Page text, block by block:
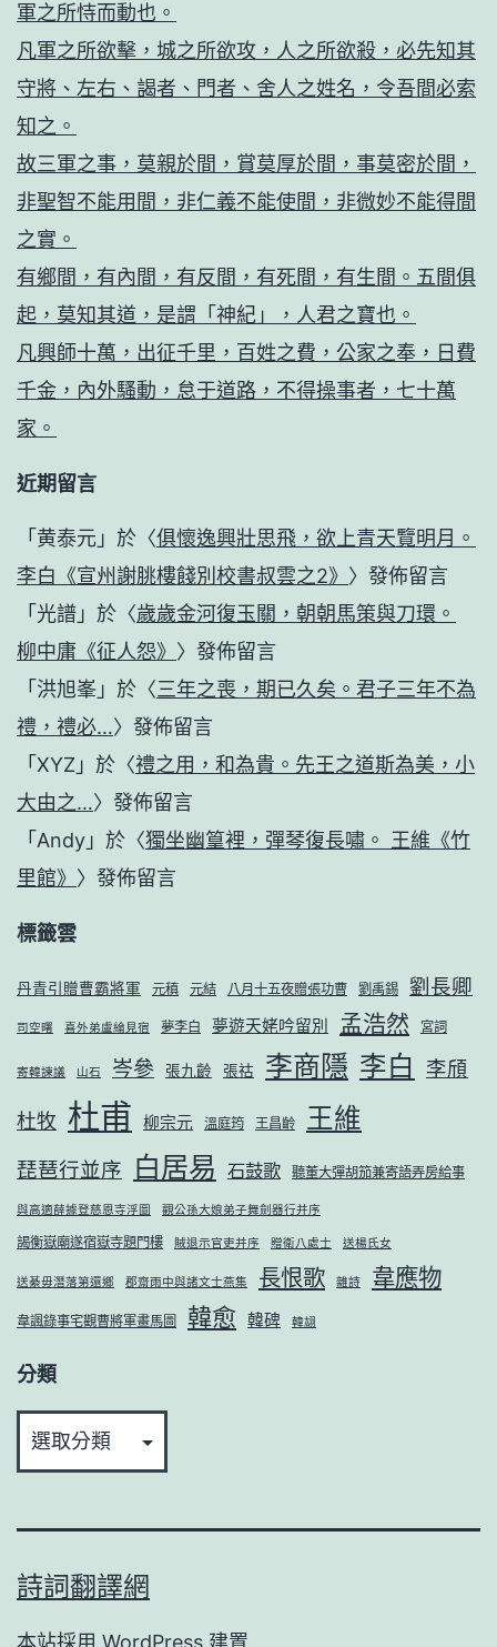
軍之所恃而動也。
凡軍之所欲擊，城之所欲攻，人之所欲殺，必先知其
守將、左右、謁者、門者、舍人之姓名，令吾間必索
知之。
故三軍之事，莫親於間，賞莫厚於間，事莫密於間，
非聖智不能用間，非仁義不能使間，非微妙不能得間
之實。
有鄉間，有內間，有反間，有死間，有生間。五間俱
起，莫知其道，是謂「神紀」，人君之寶也。
凡興師十萬，出征千里，百姓之費，公家之奉，日費
千金，內外騷動，怠于道路，不得操事者，七十萬
家。
近期留言
「 黄泰元 」於〈俱懷逸興壯思飛，欲上青天覽明月。
李白《宣州謝朓樓餞別校書叔雲之2》 〉發佈留言
「 光譜 」於〈歲歲金河復玉關，朝朝馬策與刀環。
柳中庸《征人怨》 〉發佈留言
「 洪旭峯 」於〈三年之喪，期已久矣。君子三年不為
禮，禮必…〉發佈留言
「 XYZ 」於〈禮之用，和為貴。先王之道斯為美，小
大由之…〉發佈留言
「 Andy 」於〈獨坐幽篁裡，彈琴復長嘯。 王維《竹
里館》 〉發佈留言
標籤雲
丹青引贈曹霸將軍 元稹 元結 八月十五夜贈張功曹 劉禹錫 劉長卿
司空曙 喜外弟盧綸見宿 夢李白 夢遊天姥吟留別 孟浩然 宮詞
寄韓諫議 山石 岑參 張九齡 張祜 李商隱 李白 李頎
杜牧 杜甫 柳宗元 溫庭筠 王昌齡 王維
琵琶行並序 白居易 石鼓歌 聽董大彈胡笳兼寄語弄房給事
與高適薛據登慈恩寺浮圖 觀公孫大娘弟子舞劍器行并序
謁衡嶽廟遂宿嶽寺題門樓 賊退示官吏并序 贈衛八處士 送楊氏女
送綦毋潛落第還鄉 郡齋雨中與諸文士燕集 長恨歌 雜詩 韋應物
韋諷錄事宅觀曹將軍畫馬圖 韓愈 韓碑 韓翃
分類
分
詩詞翻譯網